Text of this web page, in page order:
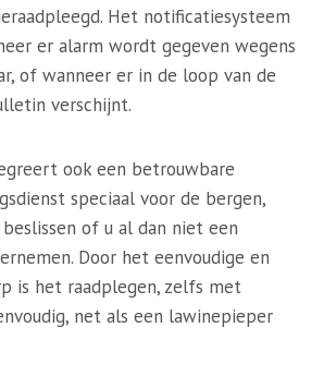
Het notificatiesysteem
er alarm wordt gegeven wegens
of wanneer er in de loop van de
verschijnt.
ook een betrouwbare
speciaal voor de bergen,
of u al dan niet een
Door het eenvoudige en
is het raadplegen, zelfs met
net als een lawinepieper